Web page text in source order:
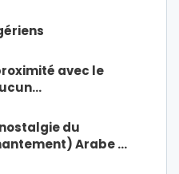
avec le
du
Arabe …